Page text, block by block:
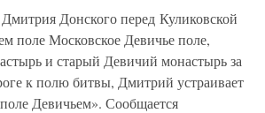
Донского перед Куликовской
поле Московское Девичье поле,
и старый Девичий монастырь за
к полю битвы, Дмитрий устраивает
Девичьем». Сообщается